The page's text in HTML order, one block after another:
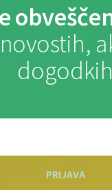
dogodkih
PRIJAVA